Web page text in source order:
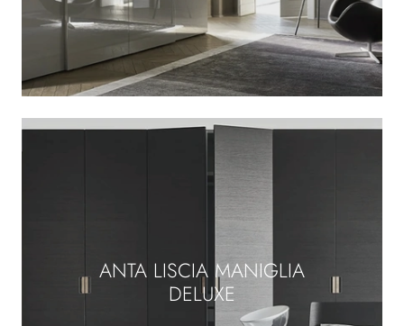
ANTA LISCIA MANIGLIA
DELUXE